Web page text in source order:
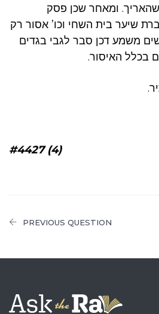
שהאריך. ומאחר שכן פסק
שיער בית השחי וכו’ אסור רק
משמע דכן סבר לגבי בגדים
בכלל האיסור.
#4427 (4)
PREVIOUS QUESTION